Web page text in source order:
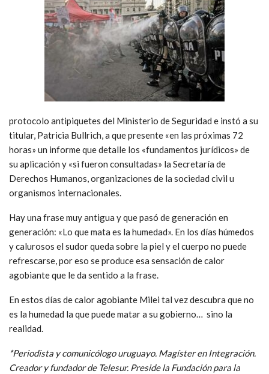
protocolo antipiquetes del Ministerio de Seguridad e instó a su
titular, Patricia Bullrich, a que presente «en las próximas 72
horas» un informe que detalle los «fundamentos jurídicos» de
su aplicación y «si fueron consultadas» la Secretaría de
Derechos Humanos, organizaciones de la sociedad civil u
organismos internacionales.
Hay una frase muy antigua y que pasó de generación en
generación: «Lo que mata es la humedad». En los días húmedos
y calurosos el sudor queda sobre la piel y el cuerpo no puede
refrescarse, por eso se produce esa sensación de calor
agobiante que le da sentido a la frase.
En estos días de calor agobiante Milei tal vez descubra que no
es la humedad la que puede matar a su gobierno… sino la
realidad.
*Periodista y comunicólogo uruguayo. Magíster en Integración.
Creador y fundador de Telesur. Preside la Fundación para la